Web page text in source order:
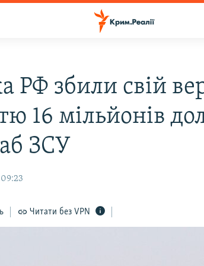
РФ збили свій
16 мільйонів
ЗСУ
Читати без VPN